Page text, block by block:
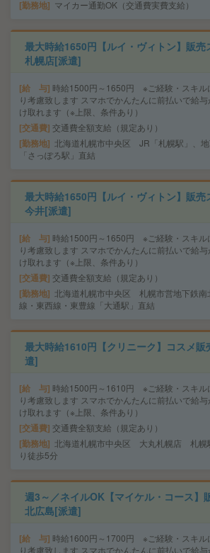
勤務地 マイカー通勤OK（交通費実費支給）
最大時給1650円【ルイ・ヴィトン】販
札幌店[派遣]
給 与 時給1500円～1650円 ※ご経験・スキル
り考慮致します スマホでかんたんに前払いで給与
け取れます（※上限、条件あり）
交通費 交通費全額支給（規定あり）
勤務地
北海道札幌市中央区 JR「札幌駅」、地
「さっぽろ駅」直結
最大時給1650円【ルイ・ヴィトン】販
今井[派遣]
給 与 時給1500円～1650円 ※ご経験・スキル
り考慮致します スマホでかんたんに前払いで給与
け取れます（※上限、条件あり）
交通費 交通費全額支給（規定あり）
勤務地
北海道札幌市中央区 札幌市営地下鉄南
線・東西線・東豊線「大通駅」直結
最大時給1610円【クリニーク】コスメ
遣]
給 与 時給1500円～1610円 ※ご経験・スキル
り考慮致します スマホでかんたんに前払いで給与
け取れます（※上限、条件あり）
交通費 交通費全額支給（規定あり）
勤務地
北海道札幌市中央区 大丸札幌店 札幌
り徒歩5分
週3～／ネイルOK【マイケル・コース】
北広島[派遣]
給 与 時給1600円～1700円 ※ご経験・スキル
り考慮致します スマホでかんたんに前払いで給与